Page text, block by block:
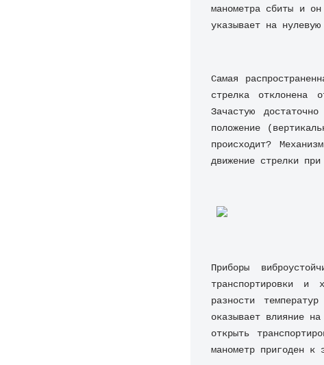
манометра сбиты и
указывает на
Самая
стрелка отклонена
Зачастую
положение
происходит?
движение стрелки
Приборы
транспортировки и
разности
оказывает влияние
открыть
манометр пригоден к